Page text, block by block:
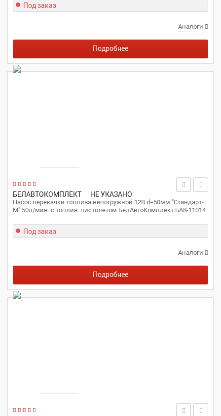
Под заказ
Аналоги
Подробнее
БЕЛАВТОКОМПЛЕКТ НЕ УКАЗАНО
Насос перекачки топлива непогружной 12В d=50мм "Стандарт-
М" 50л/мин. с топлив. пистолетом БелАвтоКомплект БАК-11014
Под заказ
Аналоги
Подробнее